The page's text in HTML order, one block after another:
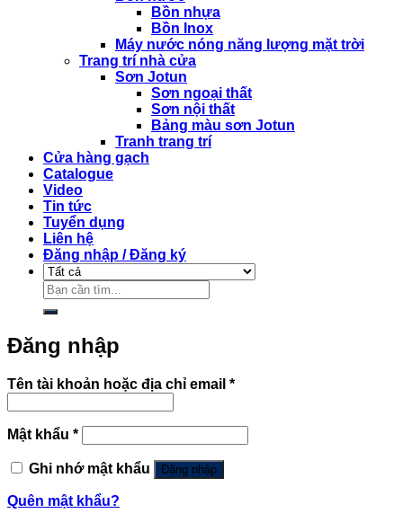
Bồn nhựa
Bồn Inox
Máy nước nóng năng lượng mặt trời
Trang trí nhà cửa
Sơn Jotun
Sơn ngoại thất
Sơn nội thất
Bảng màu sơn Jotun
Tranh trang trí
Cửa hàng gạch
Catalogue
Video
Tin tức
Tuyển dụng
Liên hệ
Đăng nhập / Đăng ký
Tìm
kiếm:
Đăng nhập
Tên tài khoản hoặc địa chỉ email *Bắt
Mật khẩu *Bắt
buộc
Ghi nhớ mật khẩu
Đăng nhập
Quên mật khẩu?